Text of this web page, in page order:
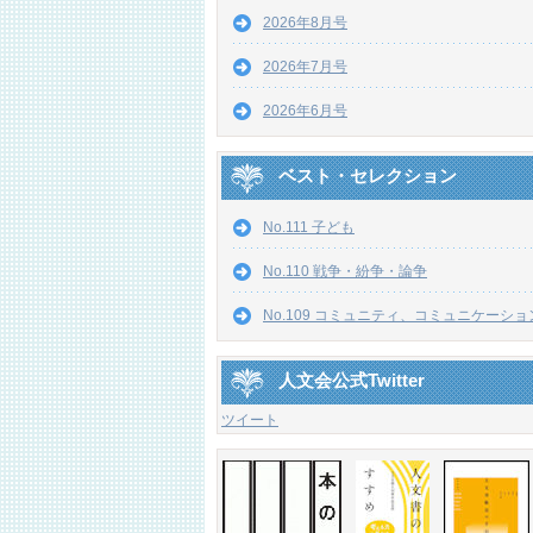
2026年8月号
2026年7月号
2026年6月号
ベスト・セレクション
No.111 子ども
No.110 戦争・紛争・論争
No.109 コミュニティ、コミュニケーショ
人文会公式Twitter
ツイート